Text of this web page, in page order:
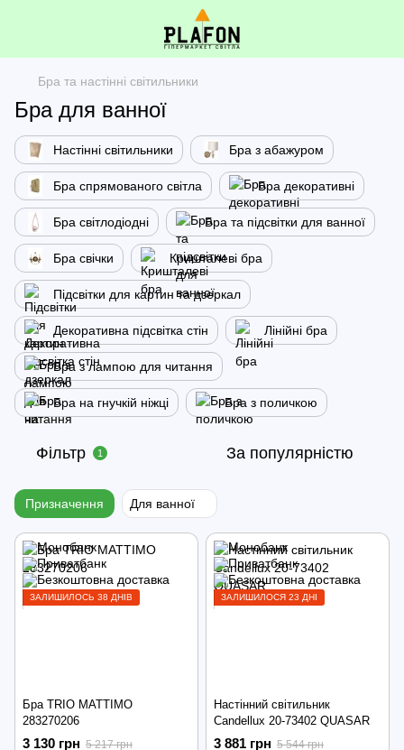
Бра та настінні світильники
Бра для ванної
Настінні світильники Бра з абажуром
Бра спрямованого світла Бра декоративні
Бра світлодіодні Бра та підсвітки для ванної
Бра свічки Кришталеві бра
Підсвітки для картин та дзеркал
Декоративна підсвітка стін Лінійні бра
Бра з лампою для читання
Бра на гнучкій ніжці Бра з поличкою
Фільтр 1 За популярністю
Призначення Для ванної
ЗАЛИШИЛОСЬ 38 ДНІВ
Бра TRIO MATTIMO
283270206
3 130 грн 5 217 грн
ЗАЛИШИЛОСЯ 23 ДНІ
Настінний світильник
Candellux 20-73402 QUASAR
3 881 грн 5 544 грн